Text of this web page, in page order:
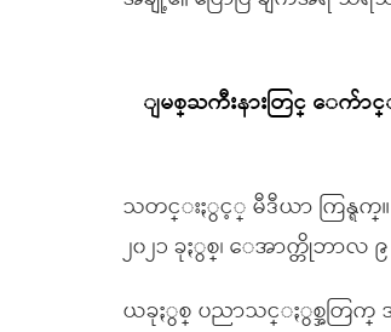
ျမစ္ႀကီးနားတြင္ ေက်
သတင္းႏွင့္ မီဒီယာ ကြန္ရက္။
၂၀၂၁ ခုႏွစ္၊ ေအာက္တိုဘာလ
ယခုႏွစ္ ပညာသင္ႏွစ္အတြ